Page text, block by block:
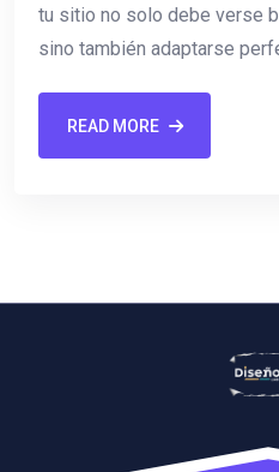
tu sitio no solo debe verse
sino también adaptarse
READ MORE